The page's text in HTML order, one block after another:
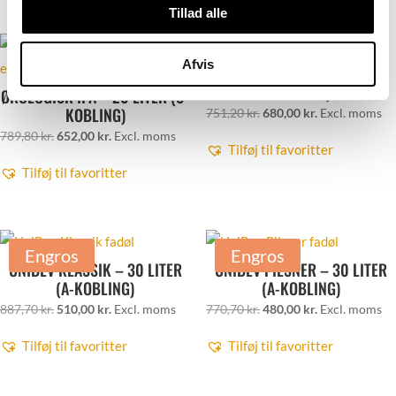
Tillad alle
Afvis
ØKOLOGISK IPA – 20 LITER (S-
KOBLING)
789,80kr.Den
pris
652,00 kr. Den
pris
Excl. moms
Tilføj til favoritter
KOBLING)
751,20kr.Den
pris
680,00 kr. Den
pris
Excl. moms
Tilføj til favoritter
Engros
UNIBEV KLASSIK – 30 LITER
(A-KOBLING)
887,70kr. Den
pris
510,00 kr. Den
pris
Excl. moms
Tilføj til favoritter
Engros
UNIBEV PILSNER – 30 LITER
(A-KOBLING)
770,70kr.Den
pris
480,00 kr. Den
pris
Excl. moms
Tilføj til favoritter